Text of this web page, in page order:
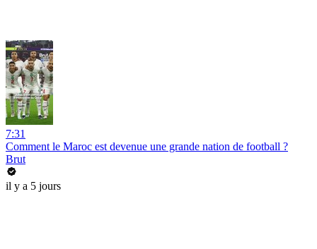
7:31
Comment le Maroc est devenue une grande nation de football ?
Brut
il y a 5 jours